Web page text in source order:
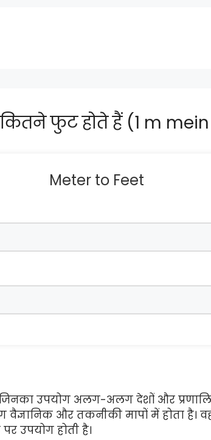
कितने फुट होते हैं (1 m
Meter to Feet
उपयोग अलग-अलग देशों और
वैज्ञानिक और तकनीकी मापों में होता है।
उपयोग होती है।